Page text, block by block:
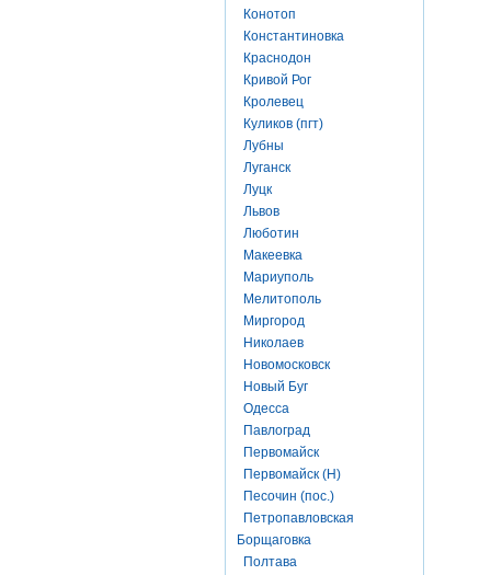
Конотоп
Константиновка
Краснодон
Кривой Рог
Кролевец
Куликов (пгт)
Лубны
Луганск
Луцк
Львов
Люботин
Макеевка
Мариуполь
Мелитополь
Миргород
Николаев
Новомосковск
Новый Буг
Одесса
Павлоград
Первомайск
Первомайск (Н)
Песочин (пос.)
Петропавловская
Борщаговка
Полтава